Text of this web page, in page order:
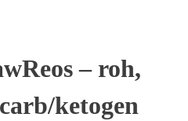
– roh,
ketogen